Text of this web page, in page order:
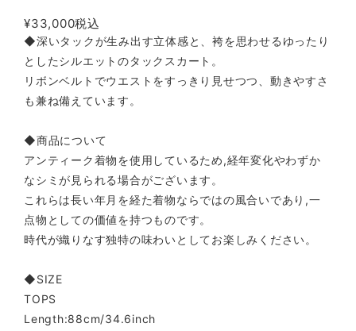
¥33,000税込
◆深いタックが生み出す立体感と、袴を思わせるゆったり
としたシルエットのタックスカート。
リボンベルトでウエストをすっきり見せつつ、動きやすさ
も兼ね備えています。
◆商品について
アンティーク着物を使用しているため,経年変化やわずか
なシミが見られる場合がございます。
これらは長い年月を経た着物ならではの風合いであり,一
点物としての価値を持つものです。
時代が織りなす独特の味わいとしてお楽しみください。
◆SIZE
TOPS
Length:88cm/34.6inch